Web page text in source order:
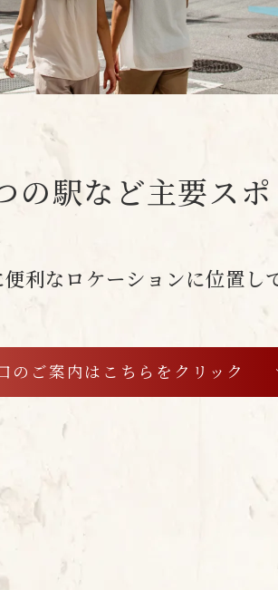
の駅など主要ス
利なロケーションに位置し
のご案内は こちらをクリック